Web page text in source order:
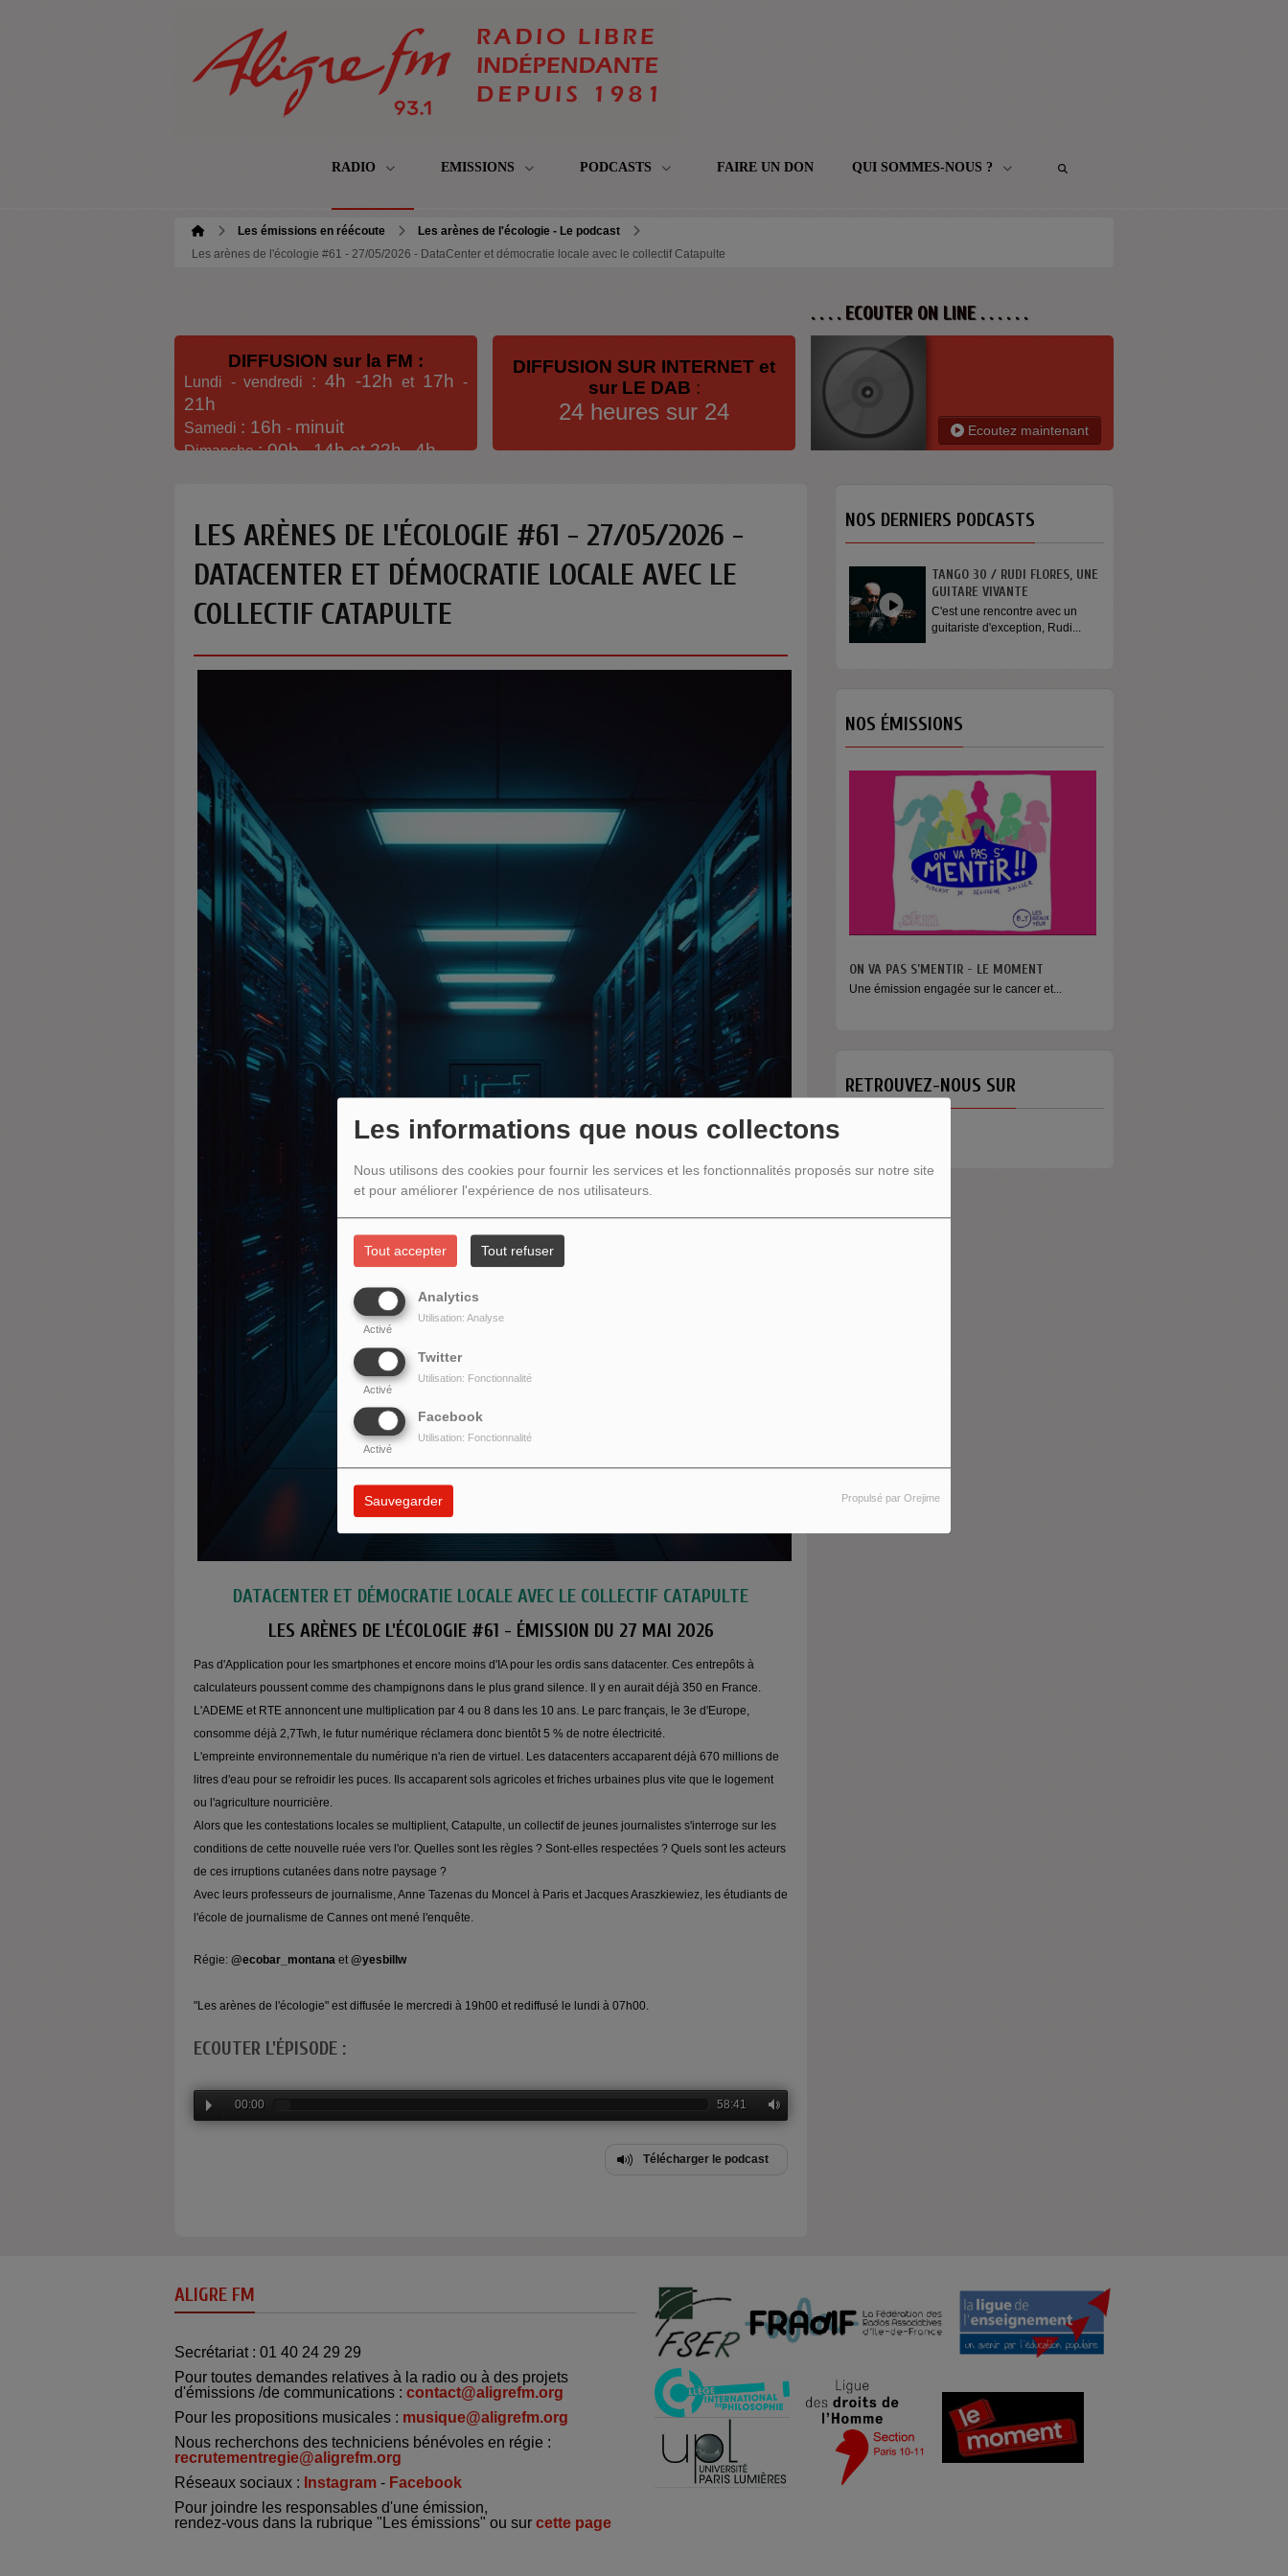
Les informations que nous collectons
Nous utilisons des cookies pour fournir les services et les fonctionnalités proposés sur notre site
et pour améliorer l'expérience de nos utilisateurs.
Tout accepter Tout refuser
Analytics
Activé
Utilisation: Analyse
Twitter
Activé
Utilisation: Fonctionnalité
Facebook
Activé
Utilisation: Fonctionnalité
Sauvegarder Propulsé par Orejime
RADIO EMISSIONS PODCASTS FAIRE UN DON QUI SOMMES-NOUS ?
Les émissions en réécoute
Les arènes de l'écologie - Le podcast
Les arènes de l'écologie #61 - 27/05/2026 - DataCenter et démocratie locale avec le collectif Catapulte
DIFFUSION sur la FM :
Lundi - vendredi : 4h -12h et 17h -
21h
Samedi : 16h - minuit
Dimanche: 00h -14h et 22h-4h
DIFFUSION SUR INTERNET et
sur LE DAB :
24 heures sur 24
. . . . ECOUTER ON LINE . . . . . .
Ecoutez maintenant
LES ARÈNES DE L'ÉCOLOGIE #61 - 27/05/2026 -
DATACENTER ET DÉMOCRATIE LOCALE AVEC LE
COLLECTIF CATAPULTE
DATACENTER ET DÉMOCRATIE LOCALE AVEC LE COLLECTIF CATAPULTE
LES ARÈNES DE L'ÉCOLOGIE #61 - ÉMISSION DU 27 MAI 2026
Pas d'Application pour les smartphones et encore moins d'IA pour les ordis sans datacenter. Ces entrepôts à
calculateurs poussent comme des champignons dans le plus grand silence. Il y en aurait déjà 350 en France.
L'ADEME et RTE annoncent une multiplication par 4 ou 8 dans les 10 ans. Le parc français, le 3e d'Europe,
consomme déjà 2,7Twh, le futur numérique réclamera donc bientôt 5 % de notre électricité.
L'empreinte environnementale du numérique n'a rien de virtuel. Les datacenters accaparent déjà 670 millions de
litres d'eau pour se refroidir les puces. Ils accaparent sols agricoles et friches urbaines plus vite que le logement
ou l'agriculture nourricière.
Alors que les contestations locales se multiplient, Catapulte, un collectif de jeunes journalistes s'interroge sur les
conditions de cette nouvelle ruée vers l'or. Quelles sont les règles ? Sont-elles respectées ? Quels sont les acteurs
de ces irruptions cutanées dans notre paysage ?
Avec leurs professeurs de journalisme, Anne Tazenas du Moncel à Paris et Jacques Araszkiewiez, les étudiants de
l'école de journalisme de Cannes ont mené l'enquête.
Régie: @ecobar_montana et @yesbillw
"Les arènes de l'écologie" est diffusée le mercredi à 19h00 et rediffusé le lundi à 07h00.
ECOUTER L'ÉPISODE :
00:00 58:41
Télécharger le podcast
NOS DERNIERS PODCASTS
TANGO 30 / RUDI FLORES, UNE
GUITARE VIVANTE
C'est une rencontre avec un
guitariste d'exception, Rudi...
NOS ÉMISSIONS
ON VA PAS S’MENTIR - LE MOMENT
Une émission engagée sur le cancer et...
RETROUVEZ-NOUS SUR
ALIGRE FM
Secrétariat : 01 40 24 29 29
Pour toutes demandes relatives à la radio ou à des projets
d'émissions /de communications : contact@aligrefm.org
Pour les propositions musicales : musique@aligrefm.org
Nous recherchons des techniciens bénévoles en régie :
recrutementregie@aligrefm.org
Réseaux sociaux : Instagram - Facebook
Pour joindre les responsables d'une émission,
rendez-vous dans la rubrique "Les émissions" ou sur cette page